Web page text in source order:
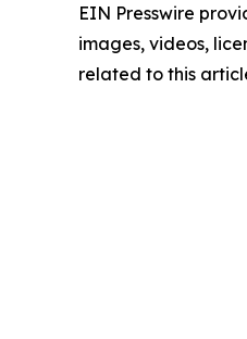
EIN Presswire
images, videos,
related to this